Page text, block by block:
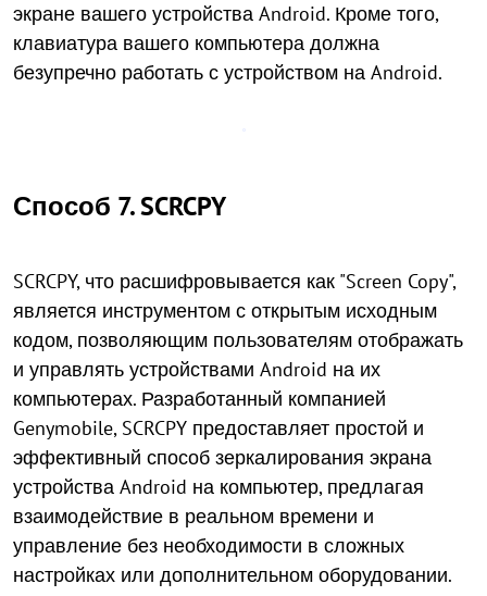
экране вашего устройства Android. Кроме того,
клавиатура вашего компьютера должна
безупречно работать с устройством на Android.
Способ 7. SCRCPY
SCRCPY, что расшифровывается как "Screen Copy",
является инструментом с открытым исходным
кодом, позволяющим пользователям отображать
и управлять устройствами Android на их
компьютерах. Разработанный компанией
Genymobile, SCRCPY предоставляет простой и
эффективный способ зеркалирования экрана
устройства Android на компьютер, предлагая
взаимодействие в реальном времени и
управление без необходимости в сложных
настройках или дополнительном оборудовании.